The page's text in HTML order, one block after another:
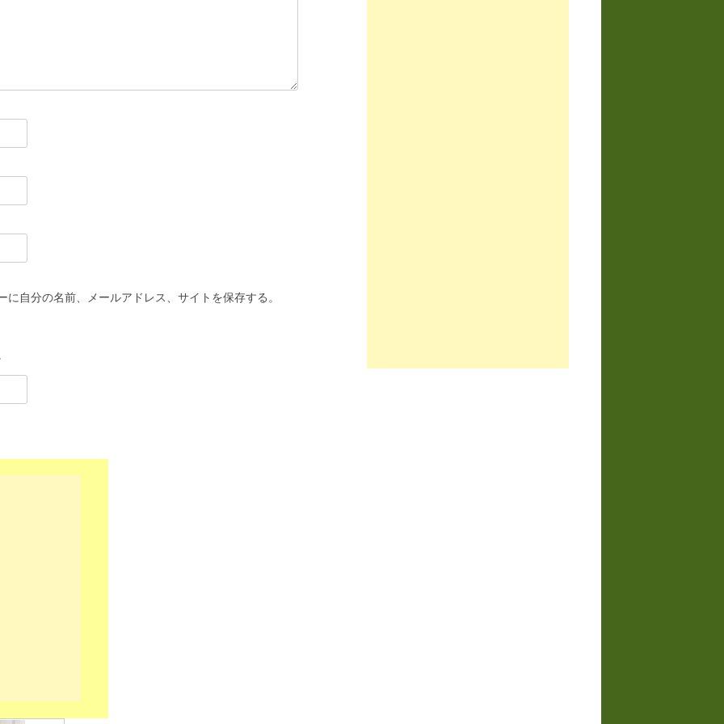
自分の名前、メールアドレス、サイトを保存する。